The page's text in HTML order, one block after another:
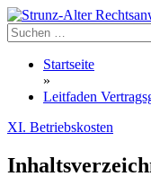
Skip
to
content
Startseite
»
Leitfaden
XI. Betriebskosten